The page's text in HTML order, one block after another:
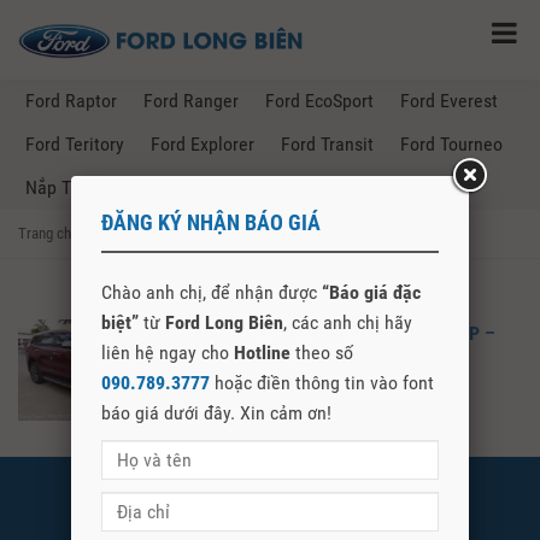
Ford Raptor Ford Ranger Ford EcoSport
Ford Everest
Ford Teritory
Ford Explorer Ford Transit
Ford Tourneo
Nắp Thùng Ford Ranger
Trang chủ Posts Tagged "bảng giá xe ford tại đồng tháp"
BẢNG GIÁ XE FORD TẠI ĐỒNG THÁP –
FORD LONG BIÊN
ĐĂNG KÝ NHẬN BÁO GIÁ
Chào anh chị, để nhận được “Báo giá đặc
biệt” từ Ford Long Biên, các anh chị hãy
liên hệ ngay cho Hotline theo số
090.789.3777 hoặc điền thông tin vào font
báo giá dưới đây. Xin cảm ơn!